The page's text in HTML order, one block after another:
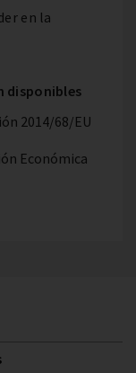
en la
disponibles
2014/68/EU
Económica